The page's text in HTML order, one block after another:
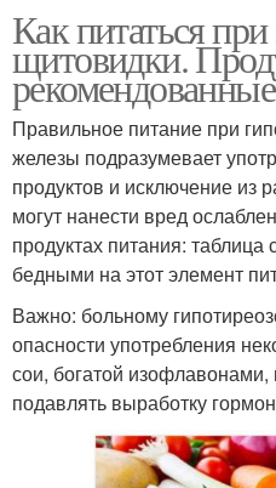
Как питаться
щитовидки.
Правильное питание при
железы подразумевает
продуктов и исключение из
могут нанести вред
продуктах питания:
бедными на этот элемент
Важно: больному
опасности употребления
сои, богатой
подавлять выработку